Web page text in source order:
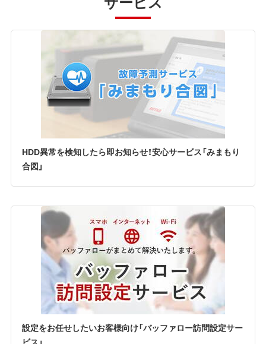
HDD異常を検知したら即お知らせ！安心サービス「みまもり
合図」
設定をお任せしたいお客様向け「バッファロー訪問設定サー
ビス」